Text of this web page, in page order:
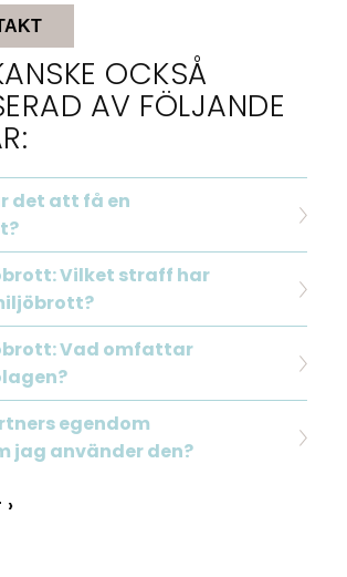
OCKSÅ
AV FÖLJANDE
det att få en
Vilket straff har
Vad omfattar
egendom
jag använder den?